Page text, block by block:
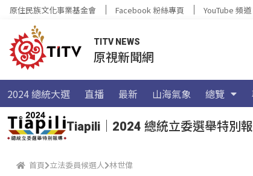
原住民族文化事業基金會 Facebook 粉絲專頁 YouTube 頻道
TITV NEWS
原視新聞網
2024 總統大選 直播 最新 山海氣象 總覽
Tiapili｜2024 總統立委選舉特別
首頁 立法委員候選人 林世偉